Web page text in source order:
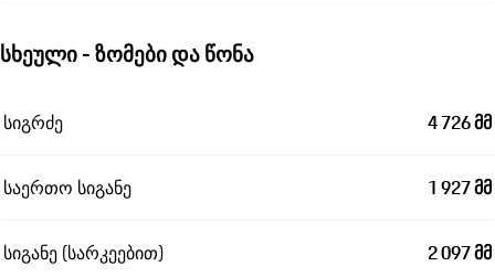
სხეული - ზომები და წონა
სიგრძე 4 726 მმ
საერთო სიგანე 1 927 მმ
სიგანე (სარკეებით) 2 097 მმ